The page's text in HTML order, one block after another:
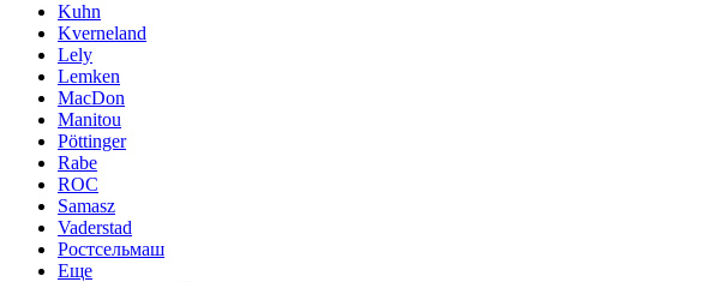
Kuhn
Kverneland
Lely
Lemken
MacDon
Manitou
Pöttinger
Rabe
ROC
Samasz
Vaderstad
Ростсельмаш
Еще